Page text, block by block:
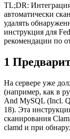
TL;DR:
автоматически
удалять
инструкция для
рекомендации по
1
На сервере уже
(например, как в
And MySQL (Incl.
18). Эта
сканирования
clamd и при